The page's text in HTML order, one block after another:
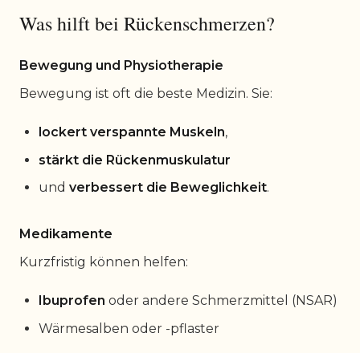
Was hilft bei Rückenschmerzen?
Bewegung und Physiotherapie
Bewegung ist oft die beste Medizin. Sie:
lockert verspannte Muskeln,
stärkt die Rückenmuskulatur
und verbessert die Beweglichkeit.
Medikamente
Kurzfristig können helfen:
Ibuprofen oder andere Schmerzmittel (NSAR)
Wärmesalben oder -pflaster